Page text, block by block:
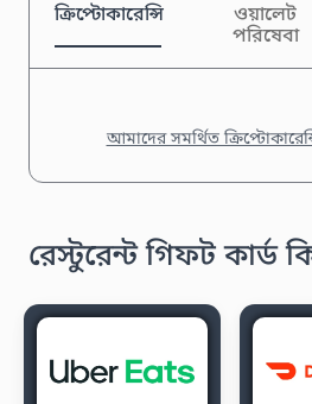
ক্রিপ্টোকারেন্সি
ওয়ালেট
পরিষেবা
আমাদের সমর্থিত
রেস্টুরেন্ট গিফট কার্ড